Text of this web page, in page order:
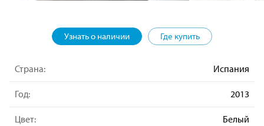
Узнать о наличии Где купить
Страна: Испания
Год: 2013
Цвет: Белый